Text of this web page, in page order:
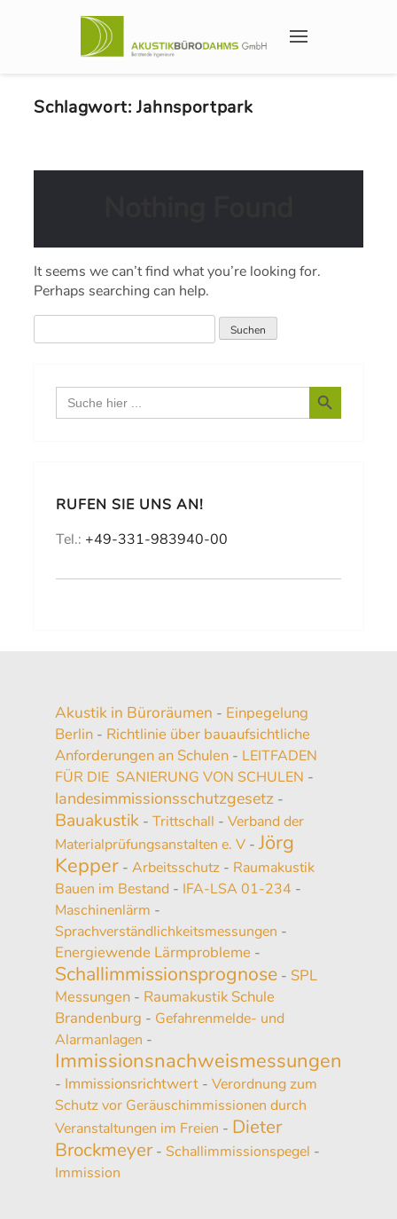
Schlagwort:Jahnsportpark
It seems we can’t find what you’re looking for.
Perhaps searching can help.
Search
for:
Search Button
RUFEN SIE UNS AN!
Tel.: +49-331-983940-00
Akustik in Büroräumen - Einpegelung
Berlin - Richtlinie über bauaufsichtliche
Anforderungen an Schulen - LEITFADEN
FÜR DIE SANIERUNG VON SCHULEN -
landesimmissionsschutzgesetz -
Bauakustik - Trittschall - Verband der
Materialprüfungsanstalten e. V -Jörg
Kepper - Arbeitsschutz - Raumakustik
Bauen im Bestand - IFA-LSA 01-234 -
Maschinenlärm -
Sprachverständlichkeitsmessungen -
Energiewende Lärmprobleme -
Schallimmissionsprognose - SPL
Messungen - Raumakustik Schule
Brandenburg - Gefahrenmelde- und
Alarmanlagen -
Immissionsnachweismessungen
- Immissionsrichtwert - Verordnung zum
Schutz vor Geräuschimmissionen durch
Veranstaltungen im Freien - Dieter
Brockmeyer- Schallimmissionspegel -
Immission